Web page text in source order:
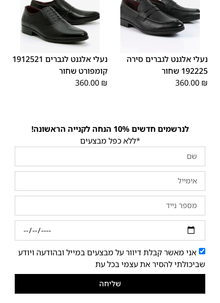
40
41
42
43
44
45
נעלי אלגנט לגברים סירה
192225 שחור
360.00 ₪
39
40
41
42
43
נעלי אלגנט לגברים 1912521
קומפורט שחור
360.00 ₪
לנרשמים חדשים 10% הנחה לקנייה הראשונה!
*ללא כפל מבצעים
אני מאשר קבלת דיוור על מבצעים במייל ובהודעה ויודע
שביכולתי להסיר את עצמי בכל עת
שליחה